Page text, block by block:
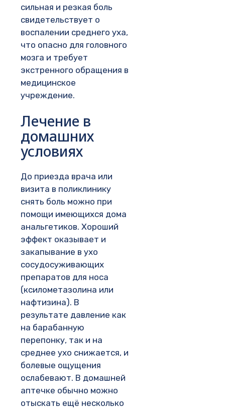
сильная и резкая боль
свидетельствует о
воспалении среднего уха,
что опасно для головного
мозга и требует
экстренного обращения в
медицинское
учреждение.
Лечение в
домашних
условиях
До приезда врача или
визита в поликлинику
снять боль можно при
помощи имеющихся дома
анальгетиков. Хороший
эффект оказывает и
закапывание в ухо
сосудосуживающих
препаратов для носа
(ксилометазолина или
нафтизина). В
результате давление как
на барабанную
перепонку, так и на
среднее ухо снижается, и
болевые ощущения
ослабевают. В домашней
аптечке обычно можно
отыскать ещё несколько